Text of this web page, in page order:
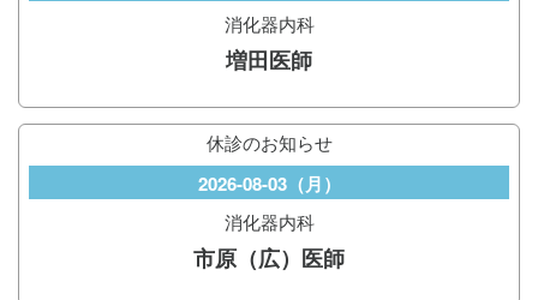
消化器内科
増田医師
休診のお知らせ
2026-08-03（月）
消化器内科
市原（広）医師